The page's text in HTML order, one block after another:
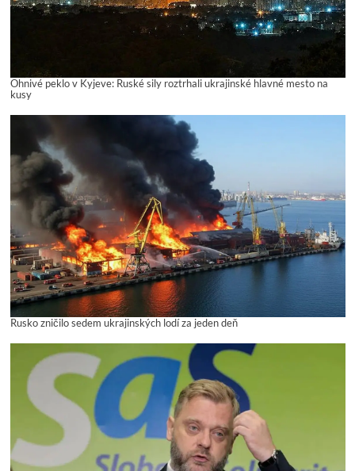
Ohnivé peklo v Kyjeve: Ruské sily roztrhali ukrajinské hlavné mesto na
kusy
Rusko zničilo sedem ukrajinských lodí za jeden deň